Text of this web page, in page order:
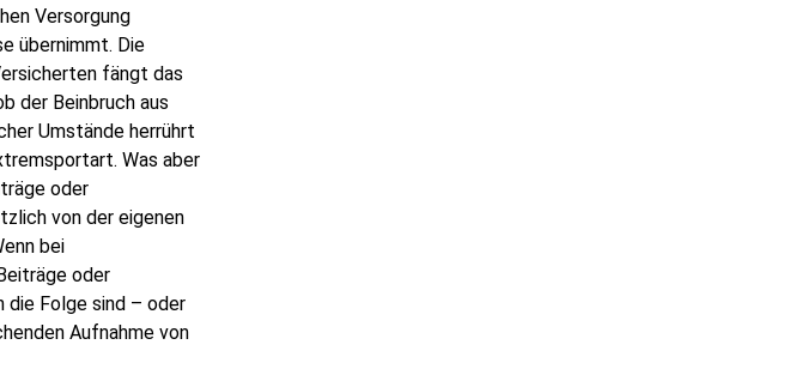
Versorgung
übernimmt. Die
fängt das
der Beinbruch aus
Umstände herrührt
Was aber
oder
von der eigenen
bei
oder
die Folge sind – oder
Aufnahme von